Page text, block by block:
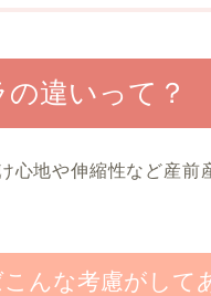
違いって？
心地や伸縮性など産前
んな考慮がして